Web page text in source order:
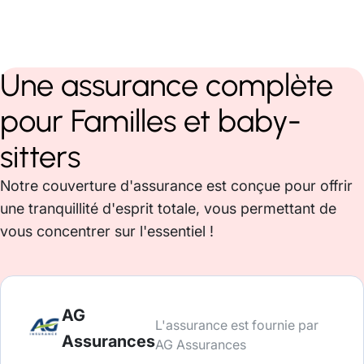
Une assurance complète
pour Familles et baby-
sitters
Notre couverture d'assurance est conçue pour offrir
une tranquillité d'esprit totale, vous permettant de
vous concentrer sur l'essentiel !
AG
Assurances
L'assurance est fournie par
AG Assurances